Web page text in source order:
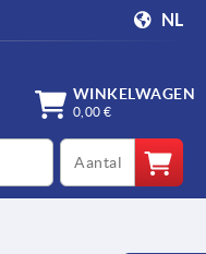
NL
WINKELWAGEN
0,00 €
qty